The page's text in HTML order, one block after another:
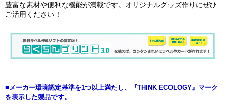
豊富な素材や便利な機能が満載です。オリジナルグッズ作りにぜひ
ご活用ください！
■メーカー環境認定基準を1つ以上満たし、『THINK ECOLOGY』マーク
を表示した製品です。